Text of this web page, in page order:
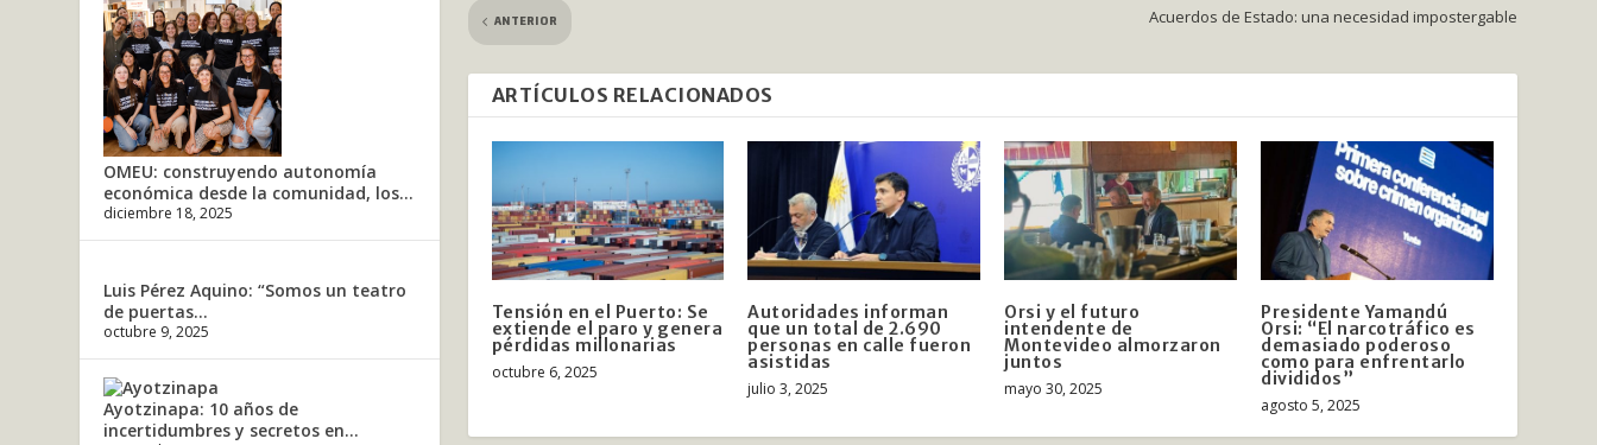
ANTERIOR Acuerdos de Estado: una necesidad impostergable
ARTÍCULOS RELACIONADOS
Tensión en el Puerto: Se
extiende el paro y genera
pérdidas millonarias
octubre 6, 2025
Autoridades informan
que un total de 2.690
personas en calle fueron
asistidas
julio 3, 2025
Orsi y el futuro
intendente de
Montevideo almorzaron
juntos
mayo 30, 2025
Presidente Yamandú
Orsi: “El narcotráfico es
demasiado poderoso
como para enfrentarlo
divididos”
agosto 5, 2025
OMEU: construyendo autonomía
económica desde la comunidad, los...
diciembre 18, 2025
Luis Pérez Aquino: “Somos un teatro
de puertas...
octubre 9, 2025
Ayotzinapa: 10 años de
incertidumbres y secretos en...